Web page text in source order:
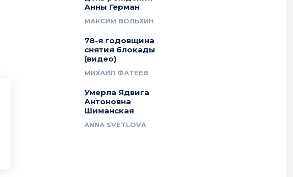
Анны Герман
МАКСИМ ВОЛЬХИН
78-я годовщина
снятия блокады
(видео)
МИХАИЛ ФАТЕЕВ
Умерла Ядвига
Антоновна
Шиманская
ANNA SVETLOVA